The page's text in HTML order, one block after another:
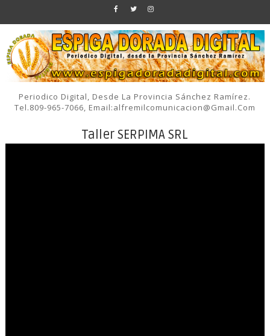
Periodico Digital, Desde La Provincia Sánchez Ramírez.
Tel.809-965-7066, Email:alfremilcomunicacion@gmail.com
Taller SERPIMA SRL